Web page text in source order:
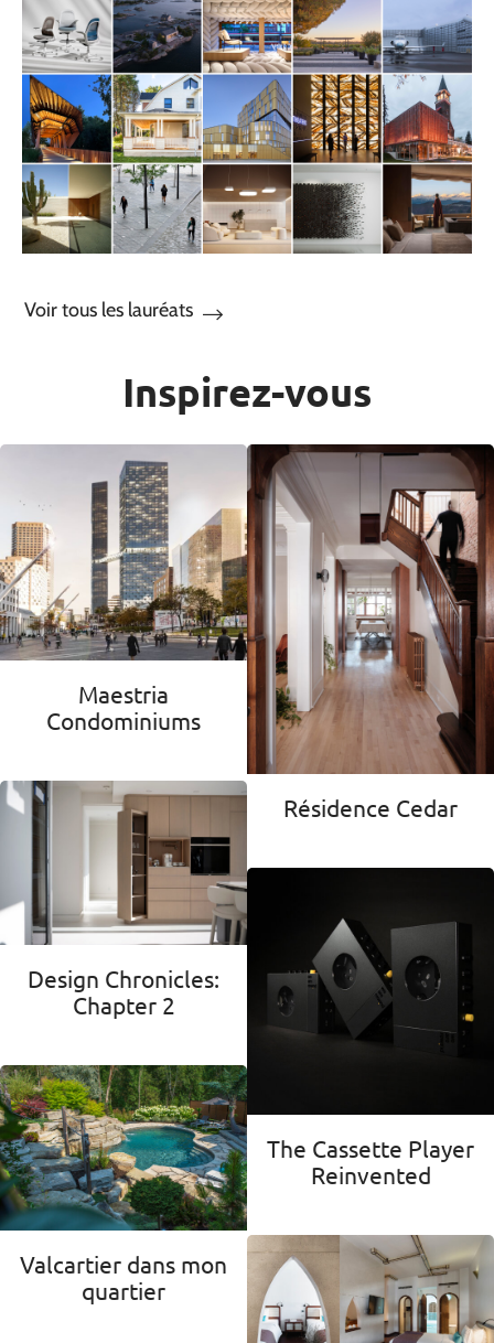
Voir tous les lauréats
Inspirez-vous
Maestria
Condominiums
Design Chronicles:
Chapter 2
Valcartier dans mon
quartier
Résidence Cedar
The Cassette Player
Reinvented